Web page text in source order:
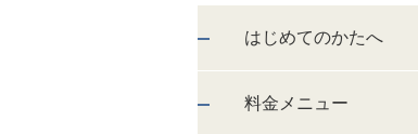
はじめてのかたへ
料金メニュー